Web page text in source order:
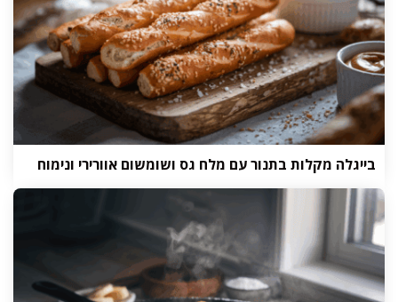
בייגלה מקלות בתנור עם מלח גס ושומשום אוורירי ונימוח